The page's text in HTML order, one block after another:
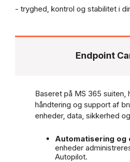
- tryghed, kontrol og stabilitet i
Endpoint
Baseret på MS 365 suiten,
håndtering og support af
enheder, data, sikkerhed
Automatisering
enheder
Autopilot.